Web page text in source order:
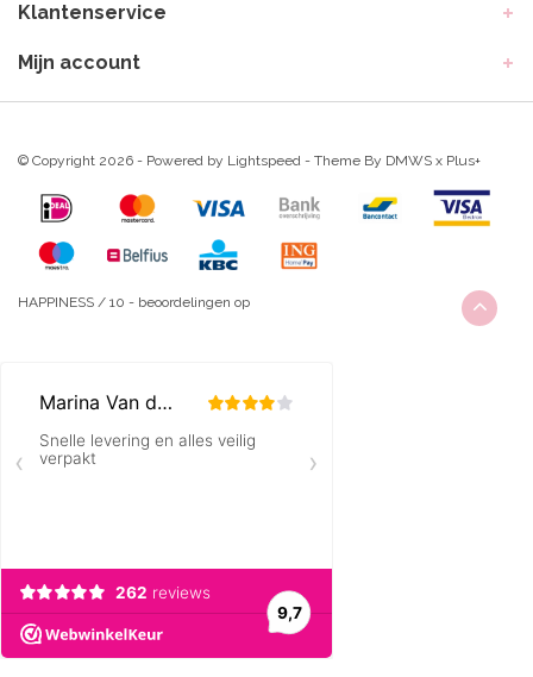
Klantenservice
Mijn account
© Copyright 2026 - Powered by Lightspeed - Theme By DMWS x Plus+
HAPPINESS / 10 - beoordelingen op